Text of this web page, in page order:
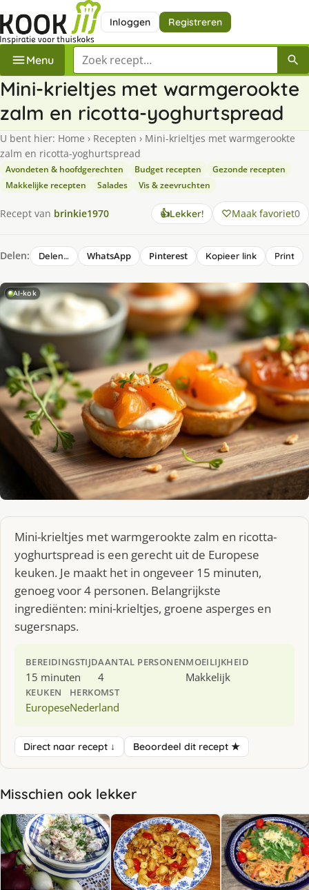
Inloggen Registreren
Menu Zoek een recept
Mini-krieltjes met warmgerookte
zalm en ricotta-yoghurtspread
U bent hier: Home › Recepten › Mini-krieltjes met warmgerookte
zalm en ricotta-yoghurtspread
Avondeten & hoofdgerechten Budget recepten
Gezonde recepten
Makkelijke recepten
Salades Vis & zeevruchten
Recept van brinkie1970 👍Lekker! Maak favoriet0
Delen: Delen… WhatsApp Pinterest Kopieer link Print
AI-kok
Mini-krieltjes met warmgerookte zalm en ricotta-
yoghurtspread is een gerecht uit de Europese
keuken. Je maakt het in ongeveer 15 minuten,
genoeg voor 4 personen. Belangrijkste
ingrediënten: mini-krieltjes, groene asperges en
sugersnaps.
BEREIDINGSTIJD
15 minuten
AANTAL PERSONEN
4
MOEILIJKHEID
Makkelijk
KEUKEN
Europese
HERKOMST
Nederland
Direct naar recept ↓ Beoordeel dit recept ★
Misschien ook lekker